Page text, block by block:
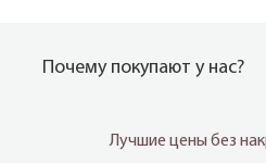
Почему покупают у нас?
Лучшие цены без